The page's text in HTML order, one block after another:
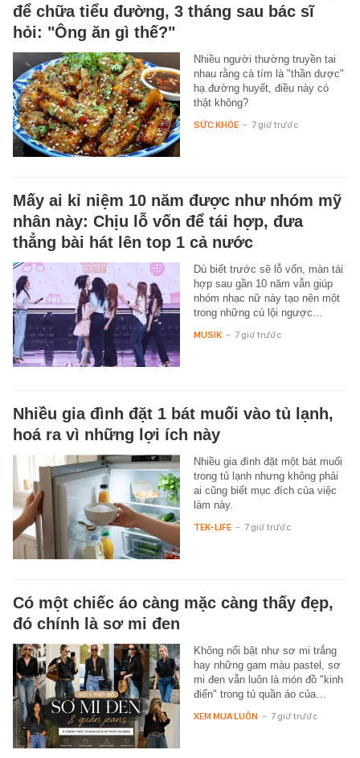
để chữa tiểu đường, 3 tháng sau bác sĩ
hỏi: "Ông ăn gì thế?"
Nhiều người thường truyền tai
nhau rằng cà tím là "thần dược"
hạ đường huyết, điều này có
thật không?
SỨC KHỎE - 7 giờ trước
Mấy ai kỉ niệm 10 năm được như nhóm mỹ
nhân này: Chịu lỗ vốn để tái hợp, đưa
thẳng bài hát lên top 1 cả nước
Dù biết trước sẽ lỗ vốn, màn tái
hợp sau gần 10 năm vẫn giúp
nhóm nhạc nữ này tạo nên một
trong những cú lội ngược…
MUSIK - 7 giờ trước
Nhiều gia đình đặt 1 bát muối vào tủ lạnh,
hoá ra vì những lợi ích này
Nhiều gia đình đặt một bát muối
trong tủ lạnh nhưng không phải
ai cũng biết mục đích của việc
làm này.
TEK-LIFE - 7 giờ trước
Có một chiếc áo càng mặc càng thấy đẹp,
đó chính là sơ mi đen
Không nổi bật như sơ mi trắng
hay những gam màu pastel, sơ
mi đen vẫn luôn là món đồ "kinh
điển" trong tủ quần áo của…
XEM MUA LUÔN - 7 giờ trước